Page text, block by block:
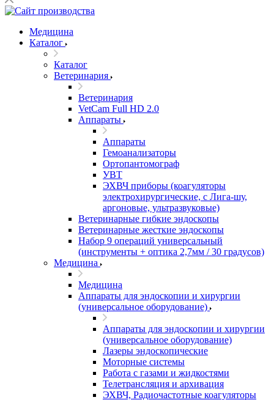
Медицина
Каталог
Каталог
Ветеринария
Ветеринария
VetCam Full HD 2.0
Аппараты
Аппараты
Гемоанализаторы
Ортопантомограф
УВТ
ЭХВЧ приборы (коагуляторы
электрохирургические, с Лига-шу,
аргоновые, ультразвуковые)
Ветеринарные гибкие эндоскопы
Ветеринарные жесткие эндоскопы
Набор 9 операций универсальный
(инструменты + оптика 2,7мм / 30 градусов)
Медицина
Медицина
Аппараты для эндоскопии и хирургии
(универсальное оборудование)
Аппараты для эндоскопии и хирургии
(универсальное оборудование)
Лазеры эндоскопические
Моторные системы
Работа с газами и жидкостями
Телетрансляция и архивация
ЭХВЧ, Радиочастотные коагуляторы